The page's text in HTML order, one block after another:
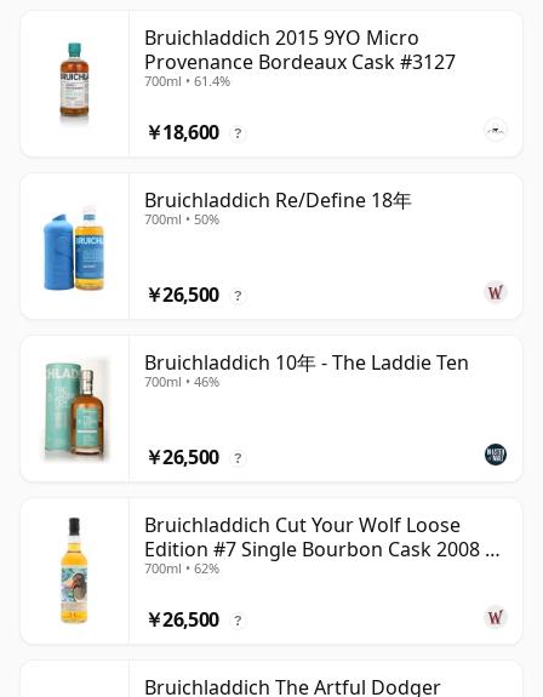
Bruichladdich 2015 9YO Micro
Provenance Bordeaux Cask #3127
700ml • 61.4%
￥18,600 ?
Bruichladdich Re/Define 18年
700ml • 50%
￥26,500 ?
Bruichladdich 10年 - The Laddie Ten
700ml • 46%
￥26,500 ?
Bruichladdich Cut Your Wolf Loose
Edition #7 Single Bourbon Cask 2008 14
年
700ml • 62%
￥26,500 ?
Bruichladdich The Artful Dodger